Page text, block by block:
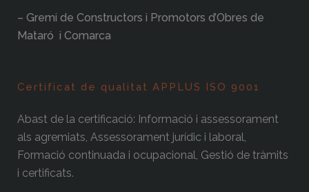
– Gremi de Constructors i Promotors d’Obres de
Mataró i Comarca
Certificat de qualitat APPLUS ISO 9001
Abast de la certificació: Informació i assessorament
als agremiats, Assessorament jurídic i laboral,
Formació continuada i ocupacional, Gestió de tràmits
i certificats.